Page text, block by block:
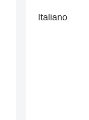
Italiano